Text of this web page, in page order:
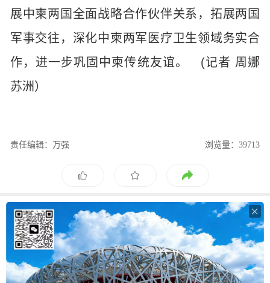
展中柬两国全面战略合作伙伴关系，拓展两国
军事交往，深化中柬两军医疗卫生领域务实合
作，进一步巩固中柬传统友谊。 (记者 周娜
苏洲）
责任编辑：万强 浏览量：39713
